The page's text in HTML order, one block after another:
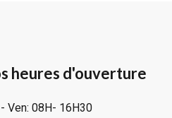
heures d'ouverture
Ven: 08H- 16H30